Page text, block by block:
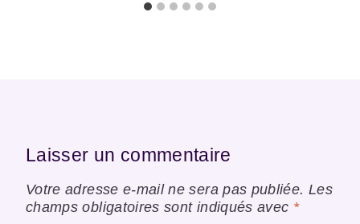
Laisser un commentaire
Votre adresse e-mail ne sera pas publiée. Les
champs obligatoires sont indiqués avec *